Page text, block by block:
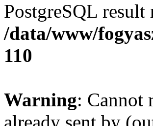
PostgreSQL result
/data/www/
110
Warning: Cannot